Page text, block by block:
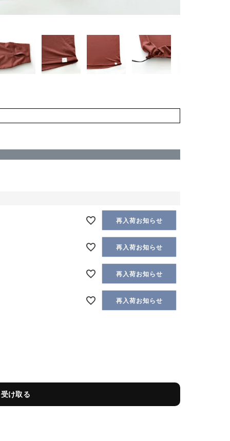
再入荷お知らせ
再入荷お知らせ
再入荷お知らせ
再入荷お知らせ
け取る